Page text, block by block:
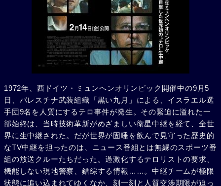
1972年、西ドイツ・ミュンヘンオリンピック開催中の9月5
日、パレスチナ武装組織「黒い九月」による、イスラエル選
手団9名を人質にするテロ事件が発生。その緊迫に溢れた一
部始終は、当時技術革新がめざましい衛星中継を経て、全世
界に生中継された。だが世界が固唾を飲んで見守った歴史的
なTV中継を担ったのは、ニュース番組とは無縁のスポーツ番
組の放送クルーたちだった。過激化するテロリストの要求、
機能しない現地警察、錯綜する情報……。中継チームが極限
状態に追い込まれてゆくなか、刻一刻と人質交渉期限が迫っ